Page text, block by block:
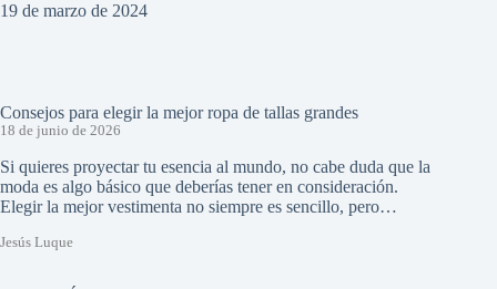
19 de marzo de 2024
Consejos para elegir la mejor ropa de tallas grandes
18 de junio de 2026
Si quieres proyectar tu esencia al mundo, no cabe duda que la
moda es algo básico que deberías tener en consideración.
Elegir la mejor vestimenta no siempre es sencillo, pero…
Jesús Luque